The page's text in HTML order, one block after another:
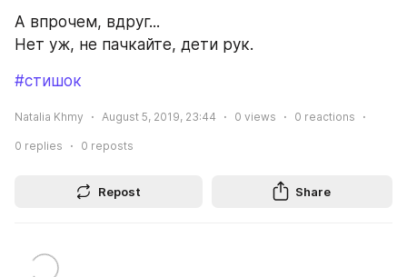
А впрочем, вдруг...
Нет уж, не пачкайте, дети рук.
#стишок
Natalia Khmy August 5, 2019, 23:44 0 views 0 reactions
0 replies 0 reposts
Repost Share